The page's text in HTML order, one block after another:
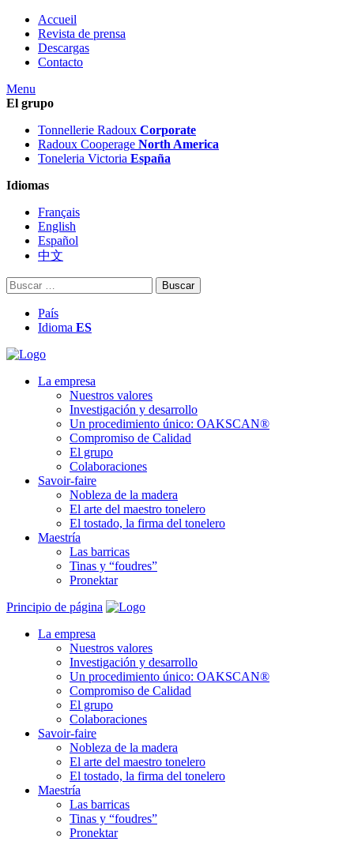
Accueil
Revista de prensa
Descargas
Contacto
Menu
El grupo
Tonnellerie Radoux Corporate
Radoux Cooperage North America
Toneleria Victoria España
Idiomas
Français
English
Español
中文
Buscar:
País
Idioma ES
La empresa
Nuestros valores
Investigación y desarrollo
Un procedimiento único: OAKSCAN®
Compromiso de Calidad
El grupo
Colaboraciones
Savoir-faire
Nobleza de la madera
El arte del maestro tonelero
El tostado, la firma del tonelero
Maestría
Las barricas
Tinas y “foudres”
Pronektar
Principio de página
La empresa
Nuestros valores
Investigación y desarrollo
Un procedimiento único: OAKSCAN®
Compromiso de Calidad
El grupo
Colaboraciones
Savoir-faire
Nobleza de la madera
El arte del maestro tonelero
El tostado, la firma del tonelero
Maestría
Las barricas
Tinas y “foudres”
Pronektar